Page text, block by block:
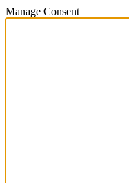
Manage Consent